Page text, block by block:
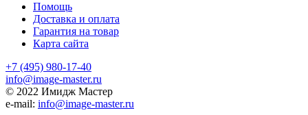
Помощь
Доставка и оплата
Гарантия на товар
Карта сайта
+7 (495) 980-17-40
info@image-master.ru
© 2022 Имидж Мастер
e-mail: info@image-master.ru